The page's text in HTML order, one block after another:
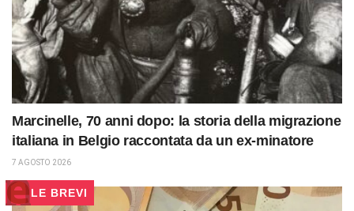
Marcinelle, 70 anni dopo: la storia della migrazione
italiana in Belgio raccontata da un ex-minatore
7 AGOSTO 2026
LE BREVI